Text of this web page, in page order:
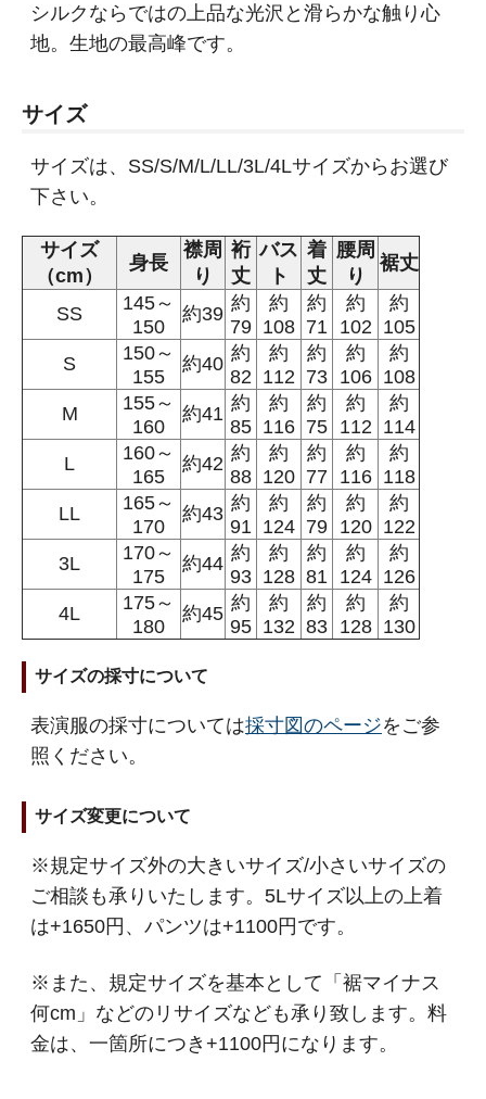
シルクならではの上品な光沢と滑らかな触り心
地。生地の最高峰です。
サイズ
サイズは、SS/S/M/L/LL/3L/4Lサイズからお選び
下さい。
サイズ
（cm）
身長
襟周
り
裄
丈
バス
ト
着
丈
腰周
り
裾丈
SS
145～
150
約39 約
79
約
108
約
71
約
102
約
105
S
150～
155
約40 約
82
約
112
約
73
約
106
約
108
M
155～
160
約41 約
85
約
116
約
75
約
112
約
114
L
160～
165
約42 約
88
約
120
約
77
約
116
約
118
LL
165～
170
約43 約
91
約
124
約
79
約
120
約
122
3L
170～
175
約44 約
93
約
128
約
81
約
124
約
126
4L
175～
180
約45 約
95
約
132
約
83
約
128
約
130
サイズの採寸について
表演服の採寸については採寸図のページをご参
照ください。
サイズ変更について
※規定サイズ外の大きいサイズ/小さいサイズの
ご相談も承りいたします。5Lサイズ以上の上着
は+1650円、パンツは+1100円です。
※また、規定サイズを基本として「裾マイナス
何cm」などのリサイズなども承り致します。料
金は、一箇所につき+1100円になります。